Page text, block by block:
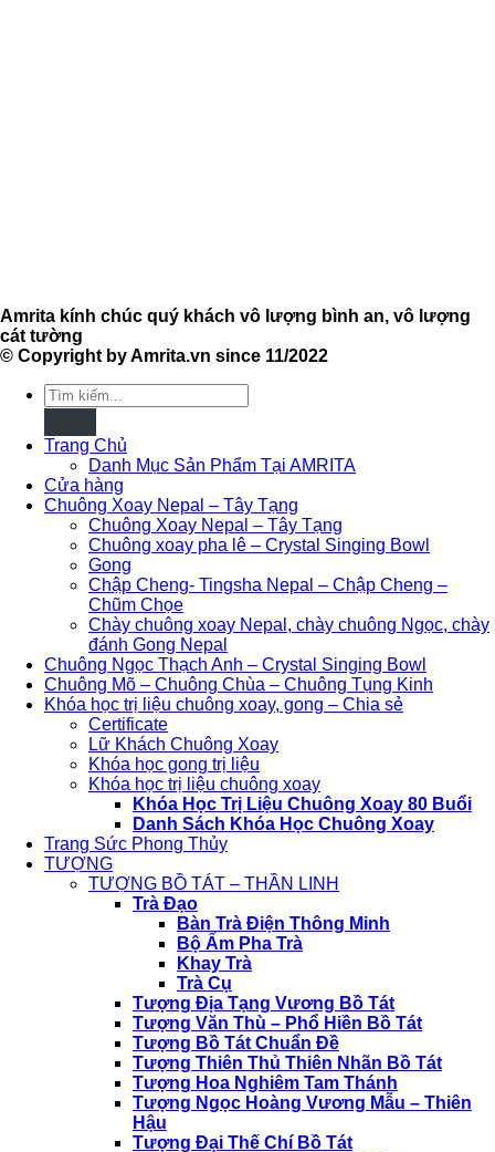
Amrita kính chúc quý khách vô lượng bình an, vô lượng
cát tường
© Copyright by Amrita.vn since 11/2022
Tìm
kiếm:
Trang Chủ
Danh Mục Sản Phẩm Tại AMRITA
Cửa hàng
Chuông Xoay Nepal – Tây Tạng
Chuông Xoay Nepal – Tây Tạng
Chuông xoay pha lê – Crystal Singing Bowl
Gong
Chập Cheng- Tingsha Nepal – Chập Cheng –
Chũm Chọe
Chày chuông xoay Nepal, chày chuông Ngọc, chày
đánh Gong Nepal
Chuông Ngọc Thạch Anh – Crystal Singing Bowl
Chuông Mõ – Chuông Chùa – Chuông Tụng Kinh
Khóa học trị liệu chuông xoay, gong – Chia sẻ
Certificate
Lữ Khách Chuông Xoay
Khóa học gong trị liệu
Khóa học trị liệu chuông xoay
Khóa Học Trị Liệu Chuông Xoay 80 Buổi
Danh Sách Khóa Học Chuông Xoay
Trang Sức Phong Thủy
TƯỢNG
TƯỢNG BỒ TÁT – THẦN LINH
Trà Đạo
Bàn Trà Điện Thông Minh
Bộ Ấm Pha Trà
Khay Trà
Trà Cụ
Tượng Địa Tạng Vương Bồ Tát
Tượng Văn Thù – Phổ Hiền Bồ Tát
Tượng Bồ Tát Chuẩn Đề
Tượng Thiên Thủ Thiên Nhãn Bồ Tát
Tượng Hoa Nghiêm Tam Thánh
Tượng Ngọc Hoàng Vương Mẫu – Thiên
Hậu
Tượng Đại Thế Chí Bồ Tát